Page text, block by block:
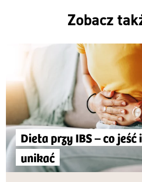
Zobacz
Dieta przy IBS – co jeść
unikać